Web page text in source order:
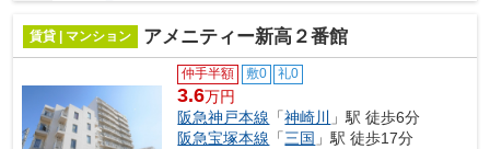
賃貸 | マンション アメニティー新高２番館
仲手半額 敷0 礼0
3.6万円
阪急神戸本線 「神崎川
」駅 徒歩6分
阪急宝塚本線 「三国 」駅 徒歩17分